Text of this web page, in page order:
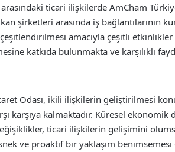
ticari ilişkilerde AmCham
şirketleri arasında iş bağlantılarının
amacıyla çeşitli
katkıda bulunmakta ve karşılıklı
Odası, ikili ilişkilerin geliştirilmesi
karşıya kalmaktadır. Küresel
ticari ilişkilerin gelişimini
ve proaktif bir yaklaşım